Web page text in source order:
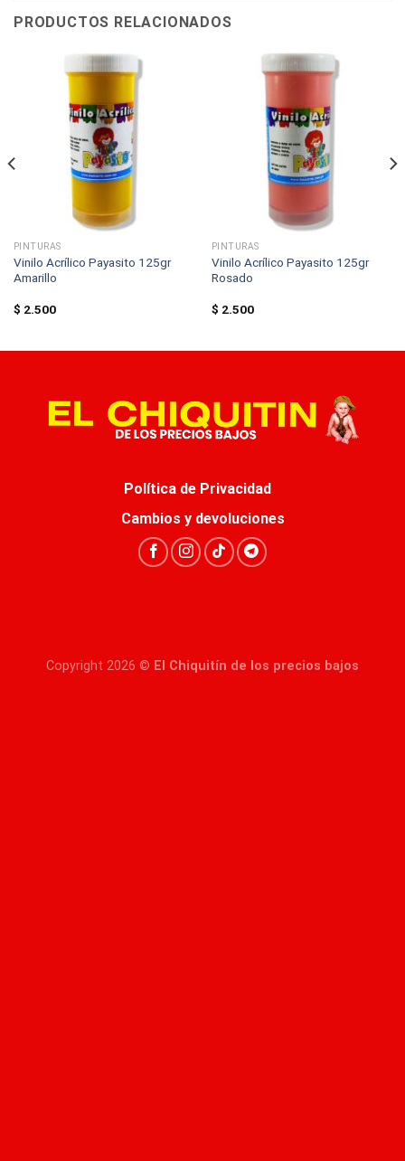
PRODUCTOS RELACIONADOS
PINTURAS
Vinilo Acrílico Payasito 125gr
Amarillo
$ 2.500
PINTURAS
Vinilo Acrílico Payasito 125gr
Rosado
$ 2.500
Política de Privacidad
Cambios y devoluciones
Copyright 2026 © El Chiquitín de los precios bajos